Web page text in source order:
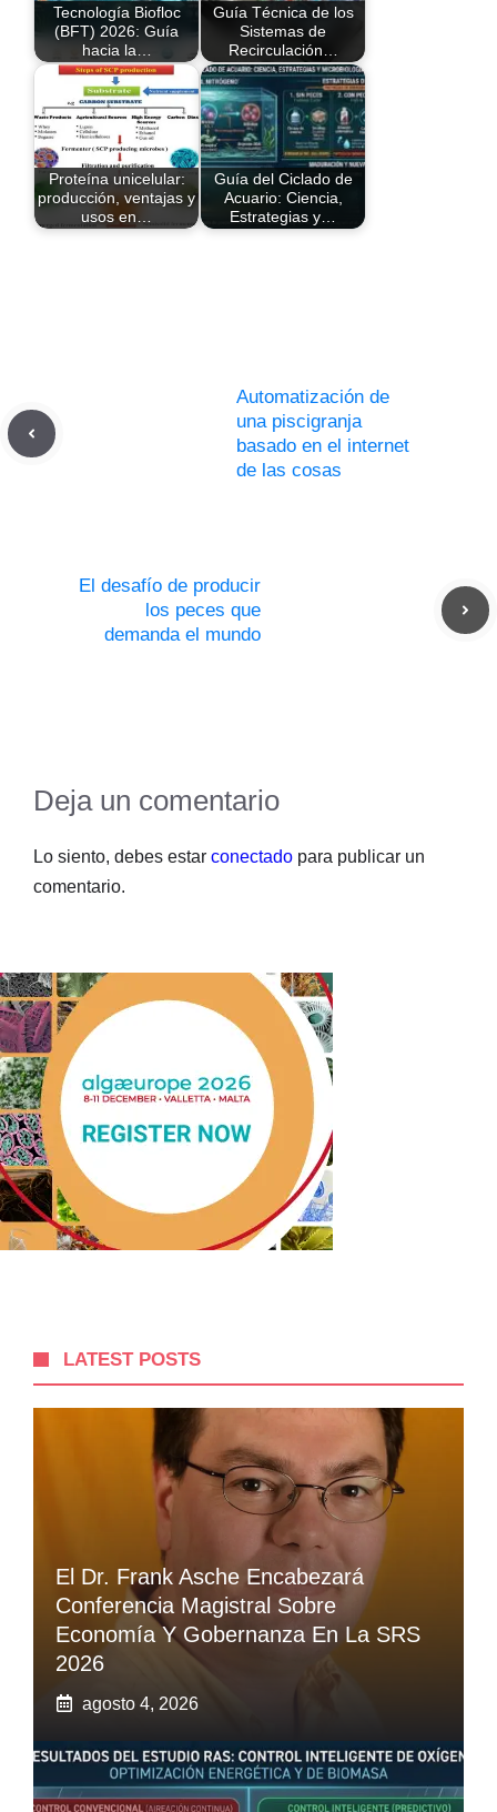
Tecnología Biofloc
(BFT) 2026: Guía
hacia la…
Guía Técnica de los
Sistemas de
Recirculación…
Proteína unicelular:
producción, ventajas y
usos en…
Guía del Ciclado de
Acuario: Ciencia,
Estrategias y…
Automatización de
una piscigranja
basado en el internet
de las cosas
El desafío de producir
los peces que
demanda el mundo
Deja un comentario
Lo siento, debes estar conectado para publicar un
comentario.
LATEST POSTS
El Dr. Frank Asche Encabezará
Conferencia Magistral Sobre
Economía Y Gobernanza En La SRS
2026
agosto 4, 2026